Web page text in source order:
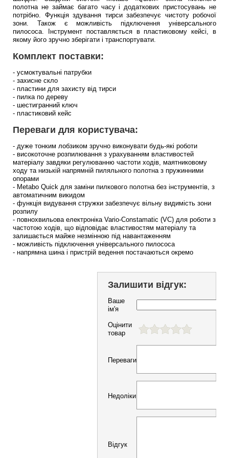
полотна не займає багато часу і додаткових пристосувань не
потрібно. Функція здування тирси забезпечує чистоту робочої
зони. Також є можливість підключення універсального
пилососа. Інструмент поставляється в пластиковому кейсі, в
якому його зручно зберігати і транспортувати.
Комплект поставки:
- усмоктувальні патрубки
- захисне скло
- пластини для захисту від тирси
- пилка по дереву
- шестигранний ключ
- пластиковий кейс
Переваги для користувача:
- дуже тонким лобзиком зручно виконувати будь-які роботи
- високоточне розпилювання з урахуванням властивостей
матеріалу завдяки регулюванню частоти ходів, маятниковому
ходу та низькій напрямній пиляльного полотна з пружинними
опорами
- Metabo Quick для заміни пилкового полотна без інструментів, з
автоматичним викидом
- функція видування стружки забезпечує вільну видимість зони
розпилу
- повнохвильова електроніка Vario-Constamatic (VC) для роботи з
частотою ходів, що відповідає властивостям матеріалу та
залишається майже незмінною під навантаженням
- можливість підключення універсального пилососа
- напрямна шина і пристрій ведення постачаються окремо
Залишити відгук:
Ваше
ім'я
Оцінити
товар
Переваги
Недоліки
Відгук